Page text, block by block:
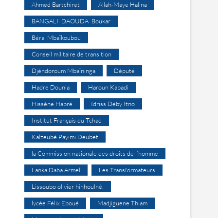
Ahmed Bartchiret Allah-Maye Halina
BANGALI DAOUDA Boukar
Béral Mbaïkoubou
Conseil militaire de transition
Djéndoroum Mbaïninga Député
Hadre Dounia Haroun Kabadi
Hissène Habré Idriss Déby Itno
Institut Français du Tchad
Kalzeubé Payimi Deubet
la Commission nationale des droits de l’homme
Lanka Daba Armel Les Transformateurs
Lissoubo olivier hinhoulné.
lycée Félix Eboué Madjiguene Thiam